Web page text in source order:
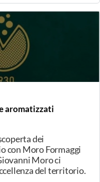
nostra penisola.
alla cieca